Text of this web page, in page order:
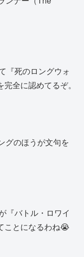
『死のロングウォ
全に認めてるぞ。
グのほうが文句を
『バトル・ロワイ
ことになるわね😭